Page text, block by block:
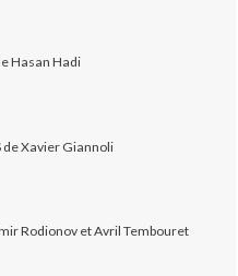
Hasan Hadi
de Xavier Giannoli
Rodionov et Avril Tembouret